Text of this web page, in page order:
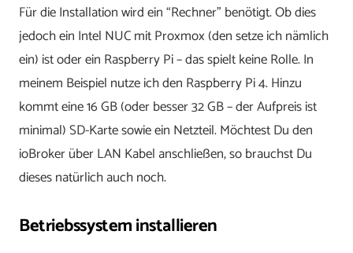
Für die Installation wird ein “Rechner” benötigt. Ob dies
jedoch ein Intel NUC mit Proxmox (den setze ich nämlich
ein) ist oder ein Raspberry Pi – das spielt keine Rolle. In
meinem Beispiel nutze ich den Raspberry Pi 4. Hinzu
kommt eine 16 GB (oder besser 32 GB – der Aufpreis ist
minimal) SD-Karte sowie ein Netzteil. Möchtest Du den
ioBroker über LAN Kabel anschließen, so brauchst Du
dieses natürlich auch noch.
Betriebssystem installieren